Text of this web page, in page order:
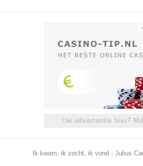
Uw advertentie hier?
Ik kwam, ik zocht, ik vond - Julius